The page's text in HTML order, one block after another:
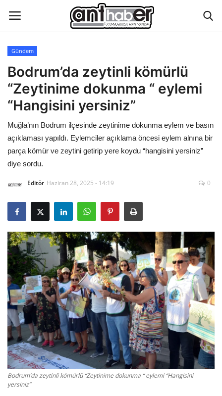
Künye
Eğitim
Hakkımızda
İletişim
Çevre
Gizlilik Politikası
Reklam ve İşbirliği
Bodrum Trafik Yoğunluk Haritası
Turizm
Siyaset
Bodrum Nöbetçi Eczaneler
Gündem
Bodrum’da zeytinli kömürlü
“Zeytinime dokunma “ eylemi
“Hangisini yersiniz”
Muğla’nın Bodrum ilçesinde zeytinime dokunma eylem ve basın
açıklaması yapıldı. Eylemciler açıklama öncesi eylem alnına bir
parça kömür ve zeytini getirip yere koydu “hangisini yersiniz”
diye sordu.
Editör Haziran 28, 2025 - 14:19 0
Bodrum’da zeytinli kömürlü “Zeytinime dokunma “ eylemi “Hangisini
yersiniz”